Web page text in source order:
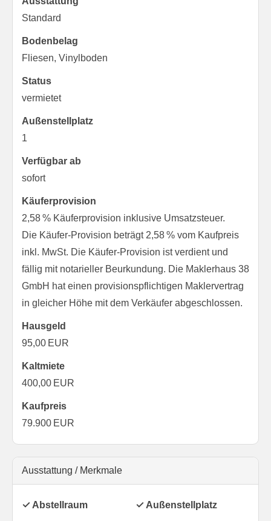
Standard
Bodenbelag
Fliesen, Vinylboden
Status
vermietet
Außen­stellplatz
1
Verfügbar ab
sofort
Käufer­provision
2,58 % Käuferprovision inklusive Umsatzsteuer.
Die Käufer-Provision beträgt 2,58 % vom Kaufpreis
inkl. MwSt. Die Käufer-Provision ist verdient und
fällig mit notarieller Beurkundung. Die Maklerhaus 38
GmbH hat einen provisionspflichtigen Maklervertrag
in gleicher Höhe mit dem Verkäufer abgeschlossen.
Hausgeld
95,00 EUR
Kaltmiete
400,00 EUR
Kaufpreis
79.900 EUR
Ausstattung / Merkmale
✓ Abstellraum ✓ Außenstellplatz